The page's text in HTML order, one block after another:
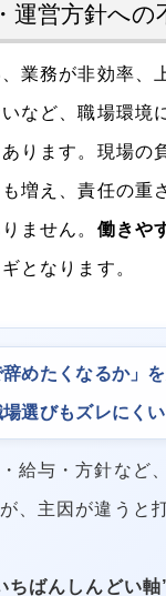
運営方針への
業務が非効率、
など、職場環境
ります。現場の
増え、責任の重
ません。 働きや
となります。
辞めたくなるか」を
選びもズレにく
給与・方針など
、主因が違うと
ちばんしんどい軸